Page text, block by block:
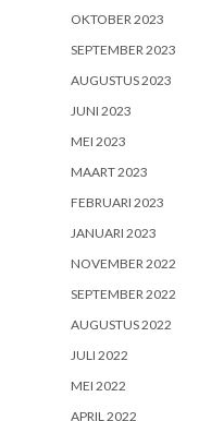
OKTOBER 2023
SEPTEMBER 2023
AUGUSTUS 2023
JUNI 2023
MEI 2023
MAART 2023
FEBRUARI 2023
JANUARI 2023
NOVEMBER 2022
SEPTEMBER 2022
AUGUSTUS 2022
JULI 2022
MEI 2022
APRIL 2022